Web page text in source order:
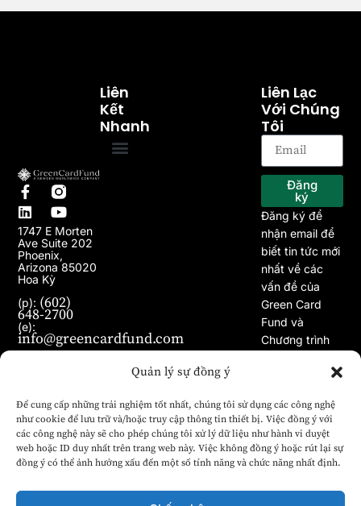
Quản lý sự đồng ý
Để cung cấp những trải nghiệm tốt nhất, chúng tôi sử dụng các công nghệ
như cookie để lưu trữ và/hoặc truy cập thông tin thiết bị. Việc đồng ý với
các công nghệ này sẽ cho phép chúng tôi xử lý dữ liệu như hành vi duyệt
web hoặc ID duy nhất trên trang web này. Việc không đồng ý hoặc rút lại sự
đồng ý có thể ảnh hưởng xấu đến một số tính năng và chức năng nhất định.
1747 E Morten
Ave Suite 202
Phoenix,
Arizona 85020
Hoa Kỳ
(p): (602)
648-2700
(e):
info@greencardfund.com
Liên
Kết
Nhanh
Liên Lạc
Với Chúng
Tôi
Đăng
ký
Đăng ký để
nhận email để
biết tin tức mới
nhất về các
vấn đề của
Green Card
Fund và
Chương trình